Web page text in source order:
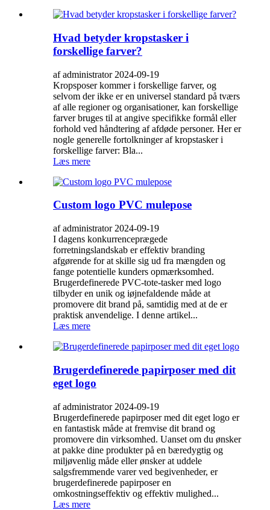
Hvad betyder kropstasker i
forskellige farver?
af administrator 2024-09-19
Kropsposer kommer i forskellige farver, og
selvom der ikke er en universel standard på tværs
af alle regioner og organisationer, kan forskellige
farver bruges til at angive specifikke formål eller
forhold ved håndtering af afdøde personer. Her er
nogle generelle fortolkninger af kropstasker i
forskellige farver: Bla...
Læs mere
Custom logo PVC mulepose
af administrator 2024-09-19
I dagens konkurrenceprægede
forretningslandskab er effektiv branding
afgørende for at skille sig ud fra mængden og
fange potentielle kunders opmærksomhed.
Brugerdefinerede PVC-tote-tasker med logo
tilbyder en unik og iøjnefaldende måde at
promovere dit brand på, samtidig med at de er
praktisk anvendelige. I denne artikel...
Læs mere
Brugerdefinerede papirposer med dit
eget logo
af administrator 2024-09-19
Brugerdefinerede papirposer med dit eget logo er
en fantastisk måde at fremvise dit brand og
promovere din virksomhed. Uanset om du ønsker
at pakke dine produkter på en bæredygtig og
miljøvenlig måde eller ønsker at uddele
salgsfremmende varer ved begivenheder, er
brugerdefinerede papirposer en
omkostningseffektiv og effektiv mulighed...
Læs mere